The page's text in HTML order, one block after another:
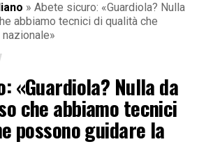
» Abete sicuro: «Guardiola? Nulla
abbiamo tecnici di qualità che
«Guardiola? Nulla da
che abbiamo tecnici
possono guidare la